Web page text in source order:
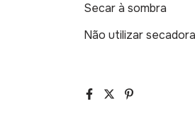
Secar à sombra
Não utilizar secadora